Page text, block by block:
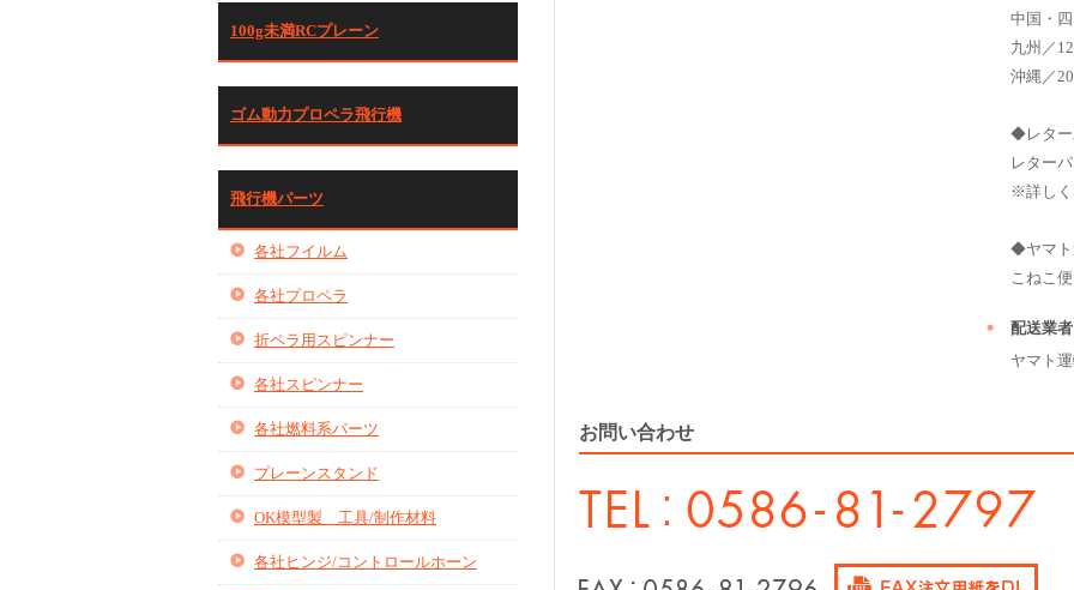
100g未満RCプレーン
ゴム動力プロペラ飛行機
飛行機パーツ
各社フイルム
各社プロペラ
折ペラ用スピンナー
各社スピンナー
各社燃料系パーツ
プレーンスタンド
OK模型製 工具/制作材料
各社ヒンジ/コントロールホーン
中国・
九州／
沖縄／
◆レター
レター
※詳し
◆ヤマト
こねこ
配送業者
ヤマト
お問い合わせ